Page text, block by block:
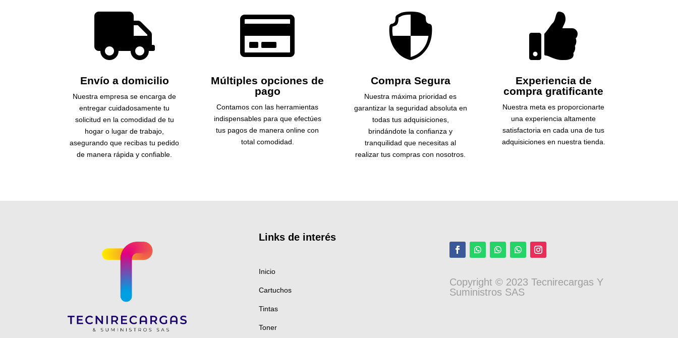

Envío a domicilio
Nuestra empresa se encarga de
entregar cuidadosamente tu
solicitud en la comodidad de tu
hogar o lugar de trabajo,
asegurando que recibas tu pedido
de manera rápida y confiable.

Múltiples opciones de
pago
Contamos con las herramientas
indispensables para que efectúes
tus pagos de manera online con
total comodidad.

Compra Segura
Nuestra máxima prioridad es
garantizar la seguridad absoluta en
todas tus adquisiciones,
brindándote la confianza y
tranquilidad que necesitas al
realizar tus compras con nosotros.

Experiencia de
compra gratificante
Nuestra meta es proporcionarte
una experiencia altamente
satisfactoria en cada una de tus
adquisiciones en nuestra tienda.
Links de interés
Inicio
Cartuchos
Tintas
Toner
Copyright © 2023 Tecnirecargas Y
Suministros SAS